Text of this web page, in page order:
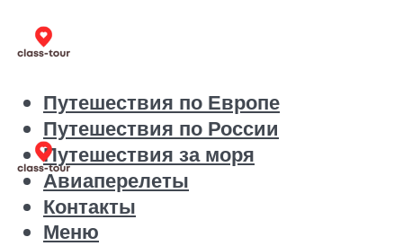
Путешествия по Европе
Путешествия по России
Путешествия за моря
Авиаперелеты
Контакты
Меню